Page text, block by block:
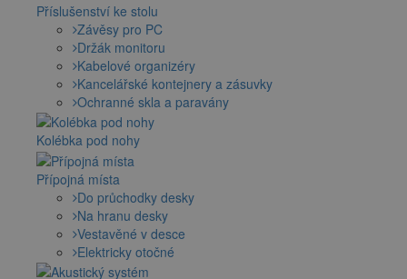
Příslušenství ke stolu
Závěsy pro PC
Držák monitoru
Kabelové organizéry
Kancelářské kontejnery a zásuvky
Ochranné skla a paravány
Kolébka pod nohy
Přípojná místa
Do průchodky desky
Na hranu desky
Vestavěné v desce
Elektricky otočné